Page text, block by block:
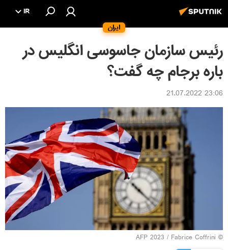
ایران
IR
رئیس سازمان جاسوسی انگلیس در
باره برجام چه گفت؟
23:06 21.07.2022
© AFP 2023 / Fabrice Coffrini